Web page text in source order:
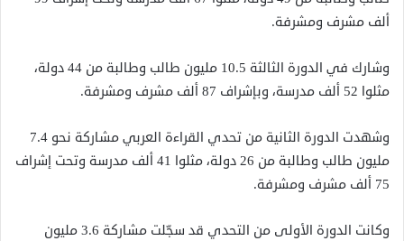
ألف مشرف ومشرفة.
وشارك في الدورة الثالثة 10.5 مليون طالب وطالبة من 44 دولة،
مثلوا 52 ألف مدرسة، وبإشراف 87 ألف مشرف ومشرفة.
وشهدت الدورة الثانية من تحدي القراءة العربي مشاركة نحو 7.4
مليون طالب وطالبة من 26 دولة، مثلوا 41 ألف مدرسة وتحت إشراف
75 ألف مشرف ومشرفة.
وكانت الدورة الأولى من التحدي قد سجّلت مشاركة 3.6 مليون